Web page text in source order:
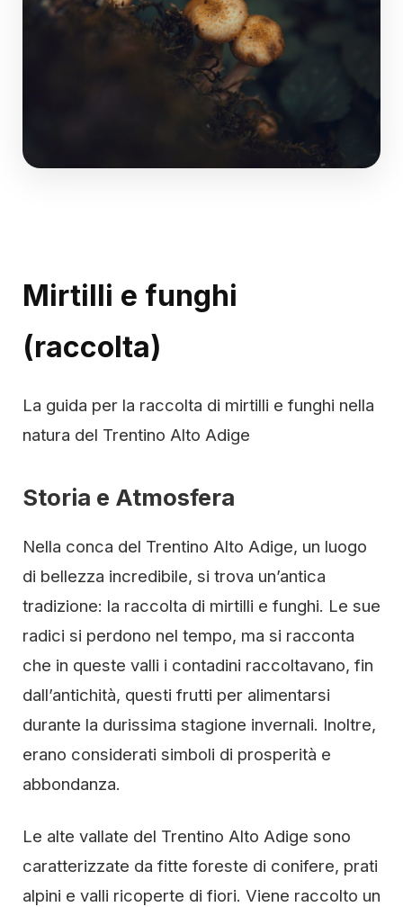
Mirtilli e funghi
(raccolta)
La guida per la raccolta di mirtilli e funghi nella
natura del Trentino Alto Adige
Storia e Atmosfera
Nella conca del Trentino Alto Adige, un luogo
di bellezza incredibile, si trova un’antica
tradizione: la raccolta di mirtilli e funghi. Le sue
radici si perdono nel tempo, ma si racconta
che in queste valli i contadini raccoltavano, fin
dall’antichità, questi frutti per alimentarsi
durante la durissima stagione invernali. Inoltre,
erano considerati simboli di prosperità e
abbondanza.
Le alte vallate del Trentino Alto Adige sono
caratterizzate da fitte foreste di conifere, prati
alpini e valli ricoperte di fiori. Viene raccolto un